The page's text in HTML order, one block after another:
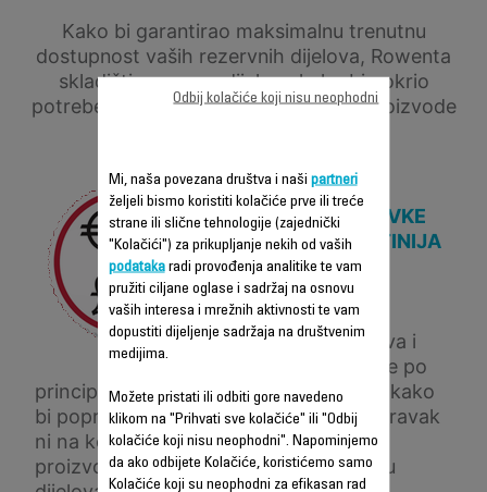
Kako bi garantirao maksimalnu trenutnu
dostupnost vaših rezervnih dijelova, Rowenta
skladišti rezervne dijelove kako bi pokrio
potrebe u godinama koje dolaze, na proizvode
CIJENA POPRAVKE
JE ČESTO JEFTINIJA
OD ZAMJENE
PROIZVODA,
Radeći na cijeni
rezervnih dijelova i
nudeći popravke po
principu ključ u ruke, Rowenta čini sve kako
bi popravke bile što ekonomičnije. Popravak
ni na koji način ne mijenja kvalitetu
proizvoda, te je popravljen uz upotrebu
Mi, naša povezana društva i naši partneri
željeli bismo koristiti kolačiće prve ili treće
strane ili slične tehnologije (zajednički
"Kolačići") za prikupljanje nekih od vaših
podatakaradi provođenja analitike te vam
pružiti ciljane oglase i sadržaj na osnovu
vaših interesa i mrežnih aktivnosti te vam
dopustiti dijeljenje sadržaja na društvenim
medijima.
Možete pristati ili odbiti gore navedeno
klikom na "Prihvati sve kolačiće" ili "Odbij
kolačiće koji nisu neophodni". Napominjemo
da ako odbijete Kolačiće, koristićemo samo
Kolačiće koji su neophodni za efikasan rad
Odbij kolačiće koji nisu neophodni